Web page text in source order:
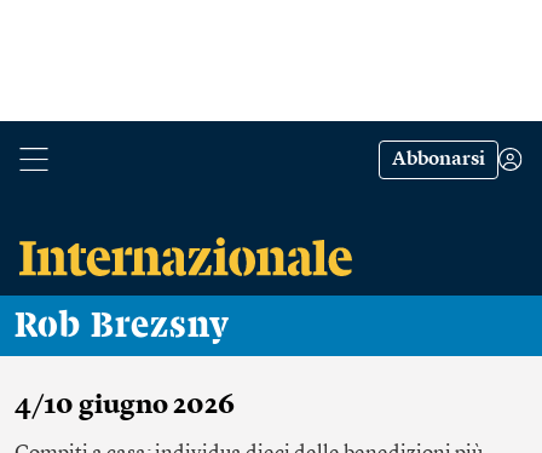
Abbonarsi
Rob Brezsny
4/10 giugno 2026